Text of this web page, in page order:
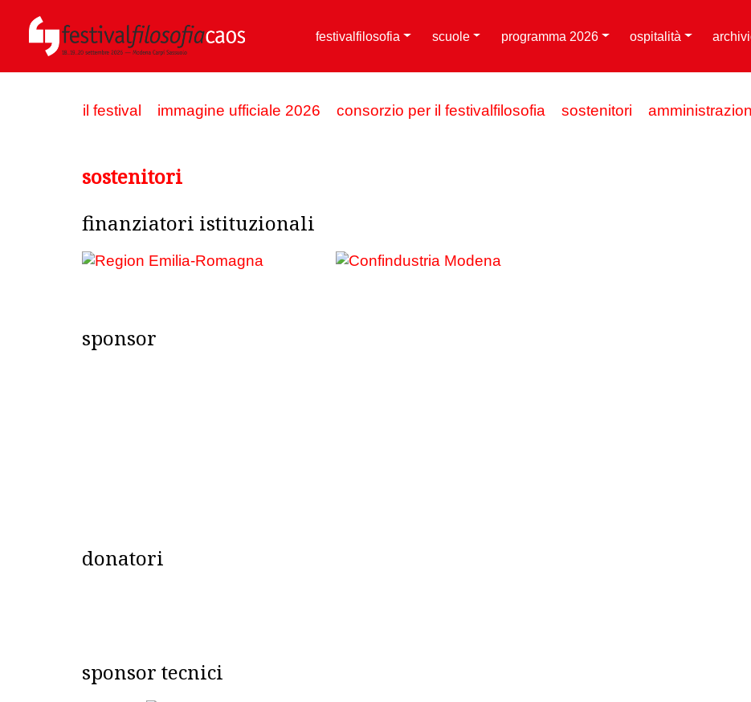
festivalfilosofia scuole programma 2026 ospitalità
il festival immagine ufficiale 2026 consorzio per il festivalfilosofia sostenitori
sostenitori
finanziatori istituzionali
sponsor
donatori
sponsor tecnici